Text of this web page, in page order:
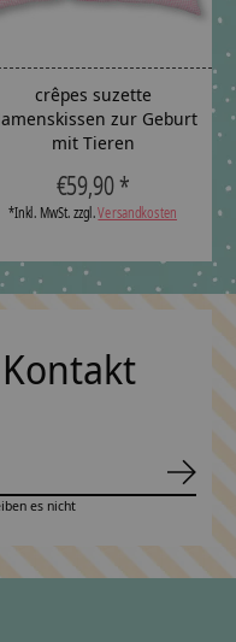
crêpes suzette
zur Geburt
mit Tieren
rating of this product is
€59,90 *
*Inkl. MwSt. zzgl.Versandkosten
es nicht